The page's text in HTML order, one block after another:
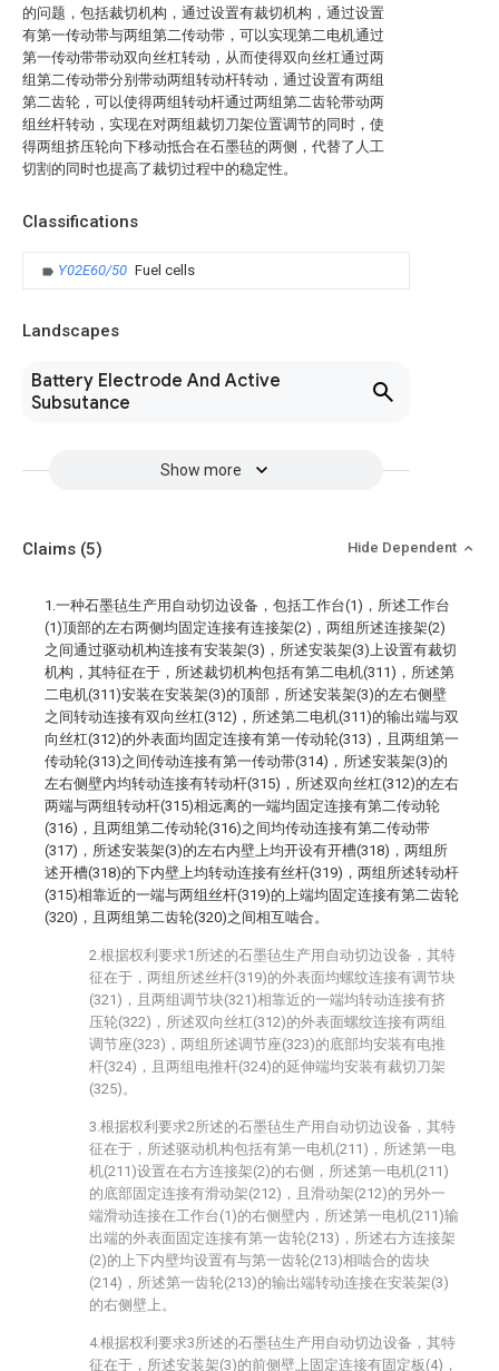
的问题，包括裁切机构，通过设置有裁切机构，通过设置
有第一传动带与两组第二传动带，可以实现第二电机通过
第一传动带带动双向丝杠转动，从而使得双向丝杠通过两
组第二传动带分别带动两组转动杆转动，通过设置有两组
第二齿轮，可以使得两组转动杆通过两组第二齿轮带动两
组丝杆转动，实现在对两组裁切刀架位置调节的同时，使
得两组挤压轮向下移动抵合在石墨毡的两侧，代替了人工
切割的同时也提高了裁切过程中的稳定性。
Classifications
Y02E60/50 Fuel cells
Landscapes
Battery Electrode And Active
Subsutance
Show more
Claims (5) Hide Dependent
1.一种石墨毡生产用自动切边设备，包括工作台(1)，所述工作台
(1)顶部的左右两侧均固定连接有连接架(2)，两组所述连接架(2)
之间通过驱动机构连接有安装架(3)，所述安装架(3)上设置有裁切
机构，其特征在于，所述裁切机构包括有第二电机(311)，所述第
二电机(311)安装在安装架(3)的顶部，所述安装架(3)的左右侧壁
之间转动连接有双向丝杠(312)，所述第二电机(311)的输出端与双
向丝杠(312)的外表面均固定连接有第一传动轮(313)，且两组第一
传动轮(313)之间传动连接有第一传动带(314)，所述安装架(3)的
左右侧壁内均转动连接有转动杆(315)，所述双向丝杠(312)的左右
两端与两组转动杆(315)相远离的一端均固定连接有第二传动轮
(316)，且两组第二传动轮(316)之间均传动连接有第二传动带
(317)，所述安装架(3)的左右内壁上均开设有开槽(318)，两组所
述开槽(318)的下内壁上均转动连接有丝杆(319)，两组所述转动杆
(315)相靠近的一端与两组丝杆(319)的上端均固定连接有第二齿轮
(320)，且两组第二齿轮(320)之间相互啮合。
2.根据权利要求1所述的石墨毡生产用自动切边设备，其特
征在于，两组所述丝杆(319)的外表面均螺纹连接有调节块
(321)，且两组调节块(321)相靠近的一端均转动连接有挤
压轮(322)，所述双向丝杠(312)的外表面螺纹连接有两组
调节座(323)，两组所述调节座(323)的底部均安装有电推
杆(324)，且两组电推杆(324)的延伸端均安装有裁切刀架
(325)。
3.根据权利要求2所述的石墨毡生产用自动切边设备，其特
征在于，所述驱动机构包括有第一电机(211)，所述第一电
机(211)设置在右方连接架(2)的右侧，所述第一电机(211)
的底部固定连接有滑动架(212)，且滑动架(212)的另外一
端滑动连接在工作台(1)的右侧壁内，所述第一电机(211)输
出端的外表面固定连接有第一齿轮(213)，所述右方连接架
(2)的上下内壁均设置有与第一齿轮(213)相啮合的齿块
(214)，所述第一齿轮(213)的输出端转动连接在安装架(3)
的右侧壁上。
4.根据权利要求3所述的石墨毡生产用自动切边设备，其特
征在于，所述安装架(3)的前侧壁上固定连接有固定板(4)，